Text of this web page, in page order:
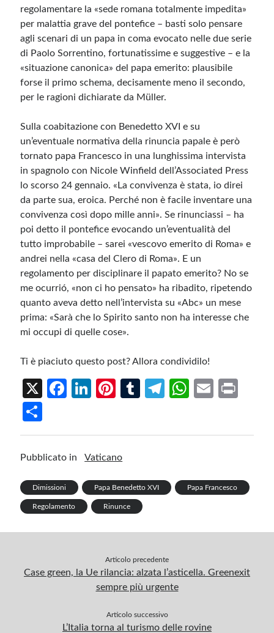
regolamentare la «sede romana totalmente impedita»
per malattia grave del pontefice – basti solo pensare
agli scenari di un papa in coma evocato nelle due serie
di Paolo Sorrentino, fortunatissime e suggestive – e la
«situazione canonica» del papa emerito: plausibile
forse il primo schema, decisamente meno il secondo,
per le ragioni dichiarate da Müller.
Sulla coabitazione con Benedetto XVI e su
un’eventuale normativa della rinuncia papale è però
tornato papa Francesco in una lunghissima intervista
in spagnolo con Nicole Winfield dell’Associated Press
lo scorso 24 gennaio. «La convivenza è stata, io direi
da parte sua, eroica. Perché non è facile inventare una
convivenza così dopo mille anni». Se rinunciassi – ha
poi detto il pontefice evocando un’eventualità del
tutto improbabile – sarei «vescovo emerito di Roma» e
andrei nella «casa del Clero di Roma». E un
regolamento per disciplinare il papato emerito? No se
me ocurrió, «non ci ho pensato» ha ribadito, ripetendo
quanto aveva detto nell’intervista su «Abc» un mese
prima: «Sarà che lo Spirito santo non ha interesse che
mi occupi di quelle cose».
Ti è piaciuto questo post? Allora condividilo!
X
Fa
o
k
Li
n
Pi
t
T
Te
W
p
E
h
ar
Pubblicato in Vaticano
Dimissioni Papa Benedetto XVI Papa Francesco
Regolamento Rinunce
Articolo precedente
Case green, la Ue rilancia: alzata l’asticella. Greenexit
sempre più urgente
Articolo successivo
L’Italia torna al turismo delle rovine